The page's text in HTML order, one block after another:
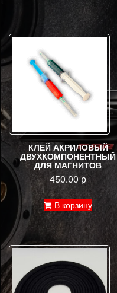
КЛЕЙ АКРИЛОВЫЙ
ДВУХКОМПОНЕНТНЫЙ
ДЛЯ МАГНИТОВ
450.00р
В корзину